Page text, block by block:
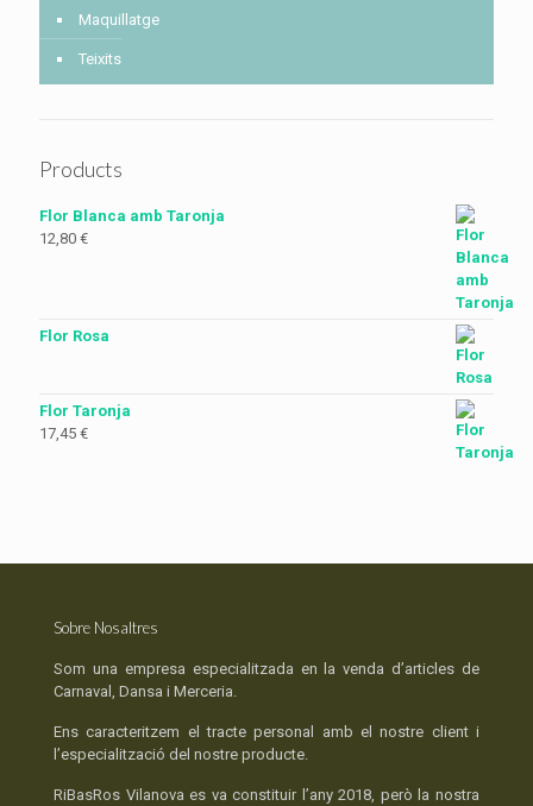
Maquillatge
Teixits
Products
Flor Blanca amb Taronja
12,80 €
Flor Rosa
Flor Taronja
17,45 €
Sobre Nosaltres
Som una empresa especialitzada en la venda d’articles de
Carnaval, Dansa i Merceria.
Ens caracteritzem el tracte personal amb el nostre client i
l’especialització del nostre producte.
RiBasRos Vilanova es va constituir l’any 2018, però la nostra